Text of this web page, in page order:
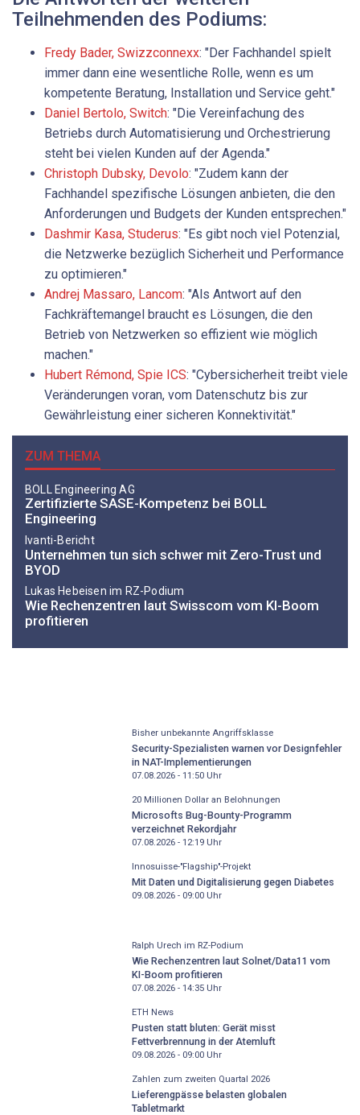
Teilnehmenden des Podiums:
Fredy Bader, Swizzconnexx: "Der Fachhandel spielt
immer dann eine wesentliche Rolle, wenn es um
kompetente Beratung, Installation und Service geht."
Daniel Bertolo, Switch: "Die Vereinfachung des
Betriebs durch Automatisierung und Orchestrierung
steht bei vielen Kunden auf der Agenda."
Christoph Dubsky, Devolo: "Zudem kann der
Fachhandel spezifische Lösungen anbieten, die den
Anforderungen und Budgets der Kunden entsprechen."
Dashmir Kasa, Studerus: "Es gibt noch viel Potenzial,
die Netzwerke bezüglich Sicherheit und Performance
zu optimieren."
Andrej ­Massaro, Lancom: "Als Antwort auf den
Fachkräftemangel braucht es Lösungen, die den
Betrieb von Netzwerken so effizient wie möglich
machen."
Hubert ­Rémond, Spie ICS: "Cybersicherheit treibt viele
Veränderungen voran, vom Datenschutz bis zur
Gewährleistung einer sicheren Konnektivität."
ZUM THEMA
BOLL Engineering AG
Zertifizierte SASE-Kompetenz bei BOLL
Engineering
Ivanti-Bericht
Unternehmen tun sich schwer mit Zero-Trust und
BYOD
Lukas ­Hebeisen im RZ-Podium
Wie Rechenzentren laut Swisscom vom KI-Boom
profitieren
Bisher unbekannte Angriffsklasse
Security-Spezialisten warnen vor Designfehler
in NAT-Implementierungen
07.08.2026 - 11:50Uhr
20 Millionen Dollar an Belohnungen
Microsofts Bug-Bounty-Programm
verzeichnet Rekordjahr
07.08.2026 - 12:19Uhr
Innosuisse-"Flagship"-Projekt
Mit Daten und Digitalisierung gegen Diabetes
09.08.2026 - 09:00Uhr
Ralph Urech im RZ-Podium
Wie Rechenzentren laut Solnet/Data11 vom
KI-Boom profitieren
07.08.2026 - 14:35Uhr
ETH News
Pusten statt bluten: Gerät misst
Fettverbrennung in der Atemluft
09.08.2026 - 09:00Uhr
Zahlen zum zweiten Quartal 2026
Lieferengpässe belasten globalen
Tabletmarkt